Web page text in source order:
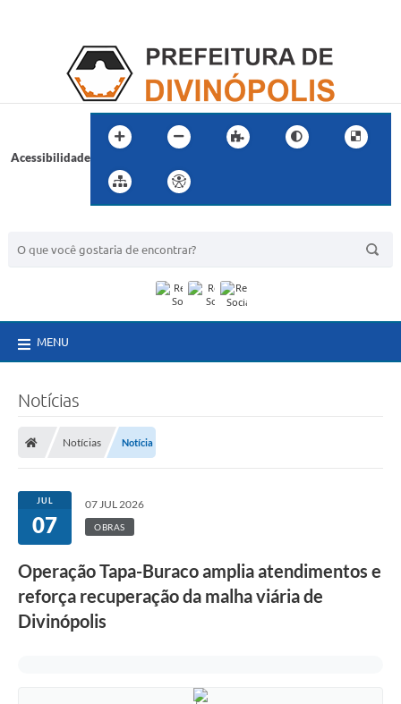
Acessibilidade
MENU
Notícias
Notícias Notícia
JUL
07
07 JUL 2026
OBRAS
Operação Tapa-Buraco amplia atendimentos e
reforça recuperação da malha viária de
Divinópolis